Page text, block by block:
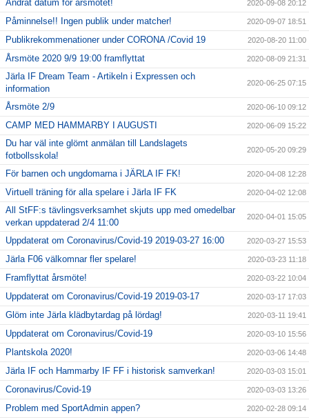
Ändrat datum för årsmötet! 2020-09-08 20:12
Påminnelse!! Ingen publik under matcher! 2020-09-07 18:51
Publikrekommenationer under CORONA /Covid 19 2020-08-20 11:00
Årsmöte 2020 9/9 19:00 framflyttat 2020-08-09 21:31
Järla IF Dream Team - Artikeln i Expressen och
information
2020-06-25 07:15
Årsmöte 2/9 2020-06-10 09:12
CAMP MED HAMMARBY I AUGUSTI 2020-06-09 15:22
Du har väl inte glömt anmälan till Landslagets
fotbollsskola!
2020-05-20 09:29
För barnen och ungdomarna i JÄRLA IF FK! 2020-04-08 12:28
Virtuell träning för alla spelare i Järla IF FK 2020-04-02 12:08
All StFF:s tävlingsverksamhet skjuts upp med omedelbar
verkan uppdaterad 2/4 11:00
2020-04-01 15:05
Uppdaterat om Coronavirus/Covid-19 2019-03-27 16:00 2020-03-27 15:53
Järla F06 välkomnar fler spelare! 2020-03-23 11:18
Framflyttat årsmöte! 2020-03-22 10:04
Uppdaterat om Coronavirus/Covid-19 2019-03-17 2020-03-17 17:03
Glöm inte Järla klädbytardag på lördag! 2020-03-11 19:41
Uppdaterat om Coronavirus/Covid-19 2020-03-10 15:56
Plantskola 2020! 2020-03-06 14:48
Järla IF och Hammarby IF FF i historisk samverkan! 2020-03-03 15:01
Coronavirus/Covid-19 2020-03-03 13:26
Problem med SportAdmin appen? 2020-02-28 09:14